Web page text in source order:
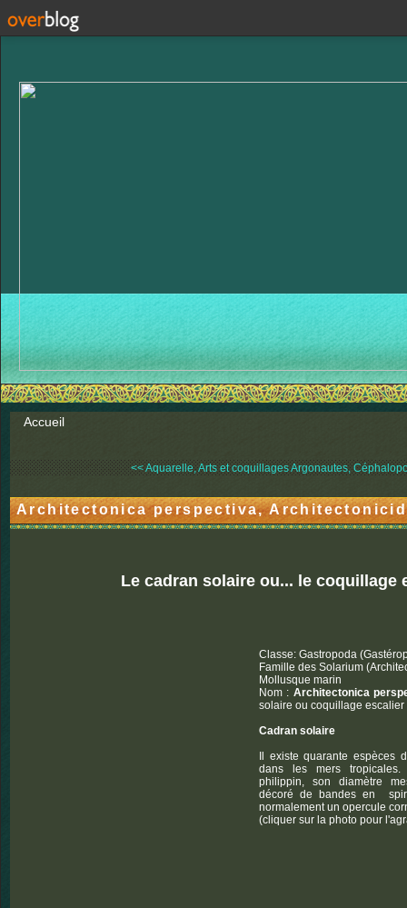
Accueil
<< Aquarelle, Arts et coquillagesArgonautes,
Architectonica perspectiva,
Le cadran solaire ou... le coquillage
Classe: Gastropoda
Famille des Solarium
Mollusque marin
Nom : Architectonica
solaire ou coquillage escalier
Cadran solaire
Il existe quarante espèces
dans les mers
philippin, son diamètre
décoré de bandes en
normalement un opercule
(cliquer sur la photo pour